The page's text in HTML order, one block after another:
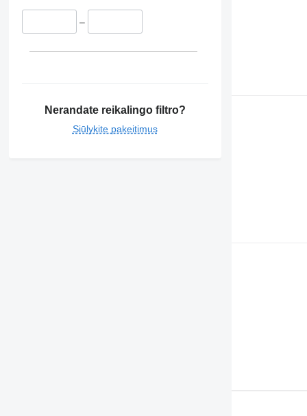
–
Nerandate reikalingo filtro?
Siūlykite pakeitimus